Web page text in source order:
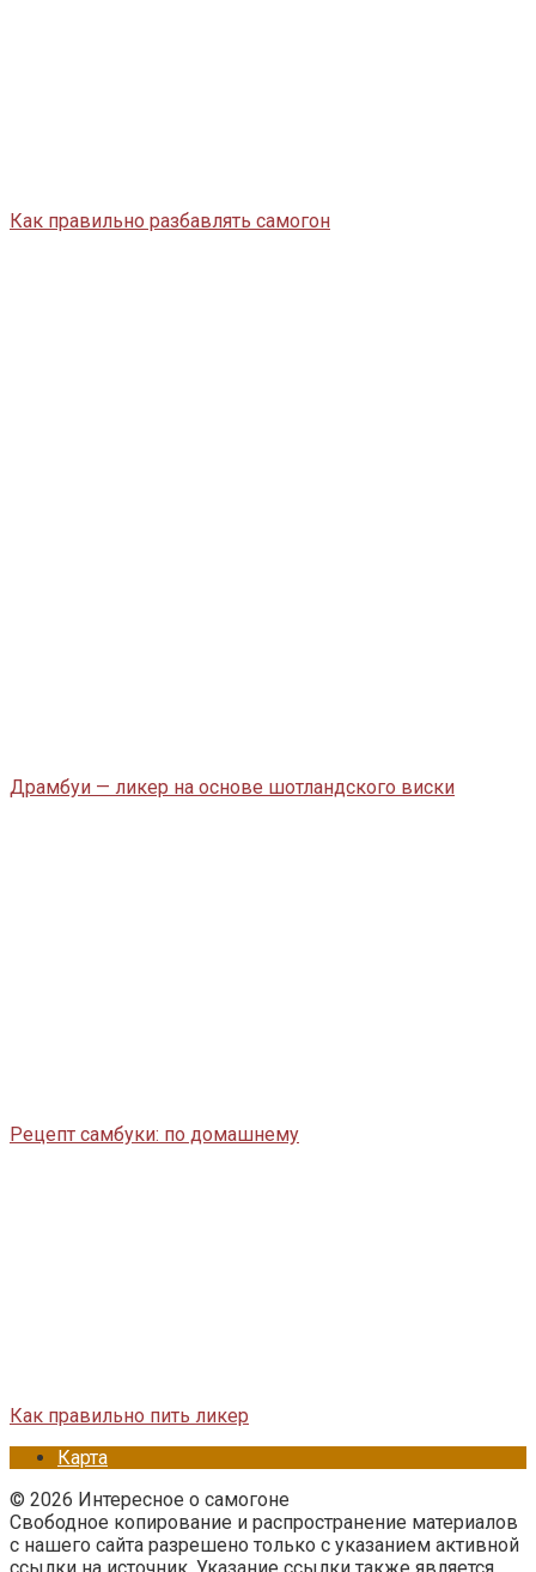
Как правильно разбавлять самогон
Драмбуи — ликер на основе шотландского виски
Рецепт самбуки: по домашнему
Как правильно пить ликер
Карта
© 2026 Интересное о самогоне
Свободное копирование и распространение материалов
с нашего сайта разрешено только с указанием активной